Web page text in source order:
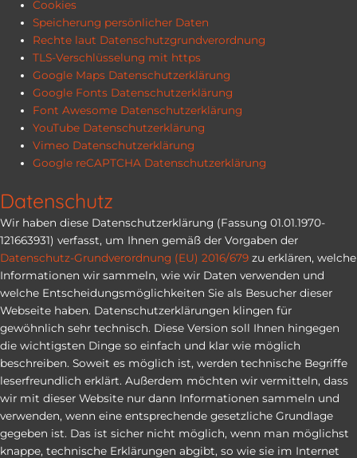
Cookies
Speicherung persönlicher Daten
Rechte laut Datenschutzgrundverordnung
TLS-Verschlüsselung mit https
Google Maps Datenschutzerklärung
Google Fonts Datenschutzerklärung
Font Awesome Datenschutzerklärung
YouTube Datenschutzerklärung
Vimeo Datenschutzerklärung
Google reCAPTCHA Datenschutzerklärung
Datenschutz
Wir haben diese Datenschutzerklärung (Fassung 01.01.1970-
121663931) verfasst, um Ihnen gemäß der Vorgaben der
Datenschutz-Grundverordnung (EU) 2016/679 zu erklären, welche
Informationen wir sammeln, wie wir Daten verwenden und
welche Entscheidungsmöglichkeiten Sie als Besucher dieser
Webseite haben. Datenschutzerklärungen klingen für
gewöhnlich sehr technisch. Diese Version soll Ihnen hingegen
die wichtigsten Dinge so einfach und klar wie möglich
beschreiben. Soweit es möglich ist, werden technische Begriffe
leserfreundlich erklärt. Außerdem möchten wir vermitteln, dass
wir mit dieser Website nur dann Informationen sammeln und
verwenden, wenn eine entsprechende gesetzliche Grundlage
gegeben ist. Das ist sicher nicht möglich, wenn man möglichst
knappe, technische Erklärungen abgibt, so wie sie im Internet